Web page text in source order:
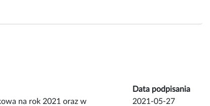
Data podpisania
na rok 2021 oraz w
2021-05-27